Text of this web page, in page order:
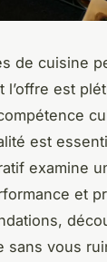
de cuisine
est
est
examine
et
sans vous